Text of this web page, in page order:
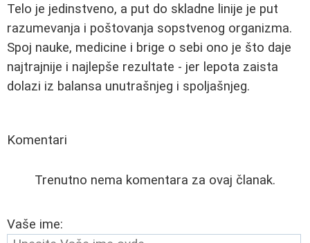
Telo je jedinstveno, a put do skladne linije je put
razumevanja i poštovanja sopstvenog organizma.
Spoj nauke, medicine i brige o sebi ono je što daje
najtrajnije i najlepše rezultate - jer lepota zaista
dolazi iz balansa unutrašnjeg i spoljašnjeg.
Komentari
Trenutno nema komentara za ovaj članak.
Vaše ime: